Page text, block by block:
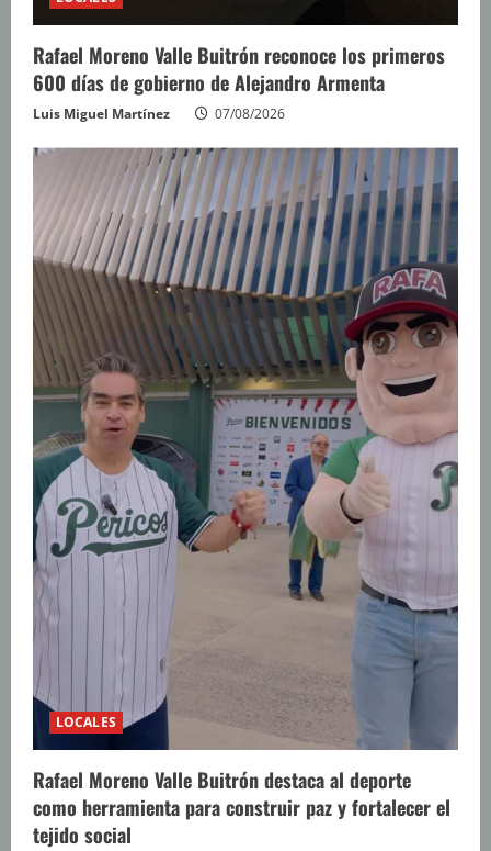
Rafael Moreno Valle Buitrón reconoce los primeros
600 días de gobierno de Alejandro Armenta
Luis Miguel Martínez 07/08/2026
LOCALES
Rafael Moreno Valle Buitrón destaca al deporte
como herramienta para construir paz y fortalecer el
tejido social